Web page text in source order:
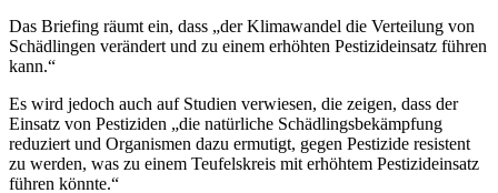
Das Briefing räumt ein, dass „der Klimawandel die Verteilung von
Schädlingen verändert und zu einem erhöhten Pestizideinsatz führen
kann.“
Es wird jedoch auch auf Studien verwiesen, die zeigen, dass der
Einsatz von Pestiziden „die natürliche Schädlingsbekämpfung
reduziert und Organismen dazu ermutigt, gegen Pestizide resistent
zu werden, was zu einem Teufelskreis mit erhöhtem Pestizideinsatz
führen könnte.“